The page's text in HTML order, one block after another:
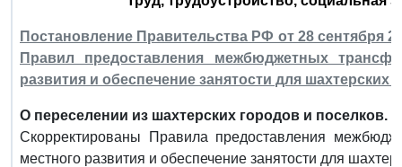
Постановление Правительства РФ от 28 сентября
Правил предоставления межбюджетных
развития и обеспечение занятости для шахтерских
О переселении из шахтерских городов и поселков.
Скорректированы Правила предоставления
местного развития и обеспечение занятости для